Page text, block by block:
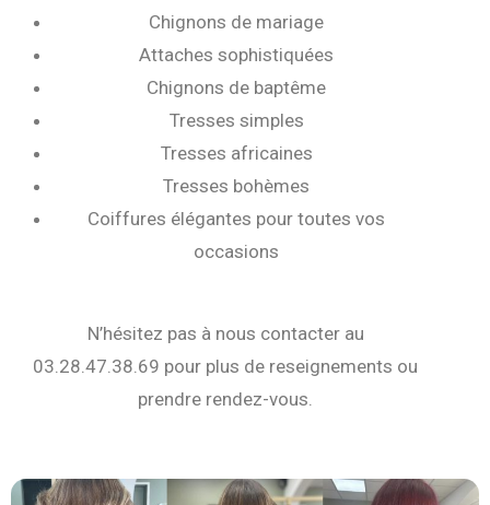
Chignons de mariage
Attaches sophistiquées
Chignons de baptême
Tresses simples
Tresses africaines
Tresses bohèmes
Coiffures élégantes pour toutes vos
occasions
N’hésitez pas à nous contacter au
03.28.47.38.69 pour plus de reseignements ou
prendre rendez-vous.